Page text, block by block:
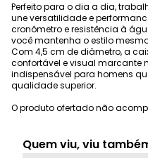
Perfeito para o dia a dia,
une versatilidade e
cronômetro e resistência à
você mantenha o estilo
Com 4,5 cm de diâmetro, a
confortável e visual marcante
indispensável para homens
qualidade superior.
O produto ofertado não
Quem viu, viu